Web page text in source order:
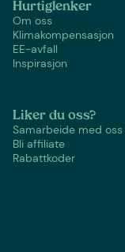
Hurtiglenker
Om oss
Klimakompensasjon
EE-avfall
Inspirasjon
Liker du oss?
Samarbeide med oss
Bli affiliate
Rabattkoder